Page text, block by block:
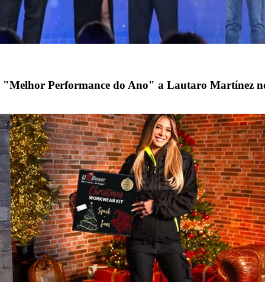
"Melhor Performance do Ano" a Lautaro Martínez